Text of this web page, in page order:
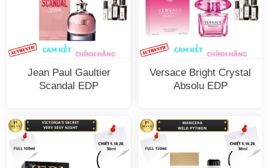
Jean Paul Gaultier
Scandal EDP
Versace Bright Crystal
Absolu EDP